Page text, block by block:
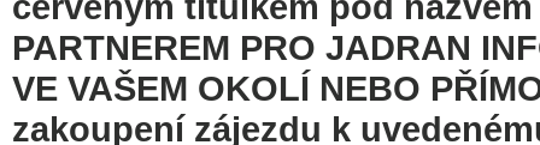
PARTNEREM PRO JADRAN
VE VAŠEM OKOLÍ NEBO
zakoupení zájezdu k